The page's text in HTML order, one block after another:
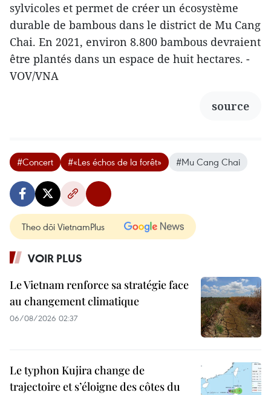
sylvicoles et permet de créer un écosystème
durable de bambous dans le district de Mu Cang
Chai. En 2021, environ 8.800 bambous devraient
être plantés dans un espace de huit hectares. -
VOV/VNA
source
#Concert #«Les échos de la forêt» #Mu Cang Chai
Theo dõi VietnamPlus
VOIR PLUS
Le Vietnam renforce sa stratégie face
au changement climatique
06/08/2026 02:37
Le typhon Kujira change de
trajectoire et s’éloigne des côtes du